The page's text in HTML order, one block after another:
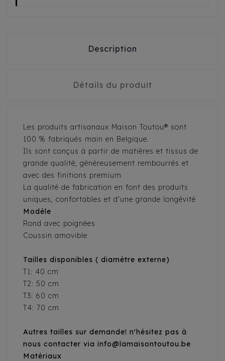
Description
Détails du produit
Les produits artisanaux Maison Toutou® sont
100 % fabriqués main en Belgique.
Ils sont conçus à partir de matières et tissus de
grande qualité, généreusement rembourrés et
avec des finitions premium
La qualité de fabrication en font des produits
uniques, confortables et d'une grande longévité
Modèle
Rond avec poignées
Coussin amovible
Tailles disponibles ( diamètre externe)
T1: 40 cm
T2: 50 cm
T3: 60 cm
T4: 70 cm
Autres tailles sur demande! n'hésitez pas à
nous contacter via info@lamaisontoutou.be
Matériaux